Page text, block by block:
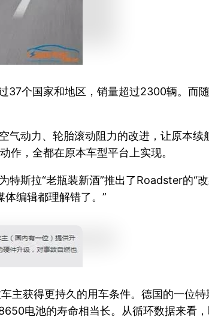
个国家和地区，销量超过2300辆。而
动力、轮胎滚动阻力的改进，让原本
，全都在原本车型平台上实现。
斯拉“老瓶装新酒”推出了Roadster的“
编辑都理解错了。”
主获得更持久的用车条件。德国的一位
电池的寿命相当长。从循环数据来看